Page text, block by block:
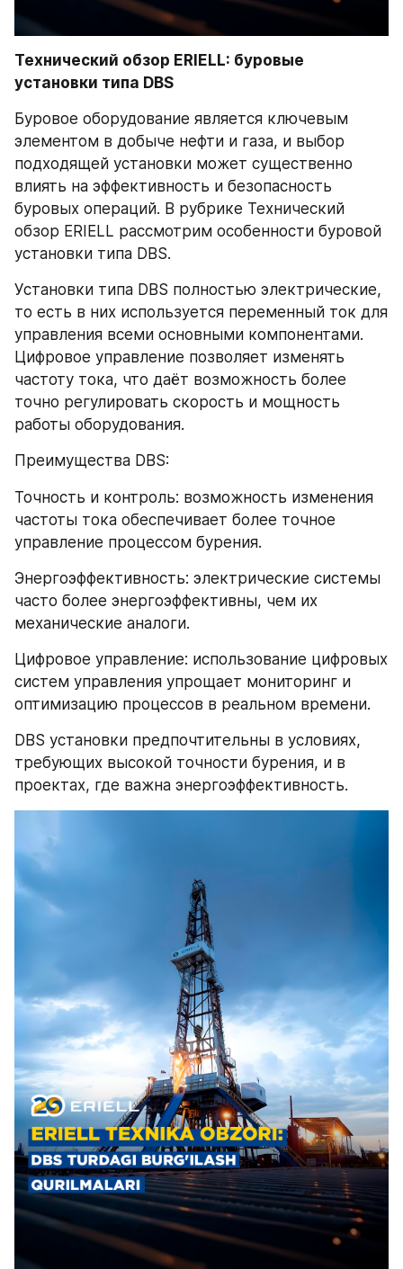
Технический обзор ERIELL: буровые
установки типа DBS
Буровое оборудование является ключевым
элементом в добыче нефти и газа, и выбор
подходящей установки может существенно
влиять на эффективность и безопасность
буровых операций. В рубрике Технический
обзор ERIELL рассмотрим особенности буровой
установки типа DBS.
Установки типа DBS полностью электрические,
то есть в них используется переменный ток для
управления всеми основными компонентами.
Цифровое управление позволяет изменять
частоту тока, что даёт возможность более
точно регулировать скорость и мощность
работы оборудования.
Преимущества DBS:
Точность и контроль: возможность изменения
частоты тока обеспечивает более точное
управление процессом бурения.
Энергоэффективность: электрические системы
часто более энергоэффективны, чем их
механические аналоги.
Цифровое управление: использование цифровых
систем управления упрощает мониторинг и
оптимизацию процессов в реальном времени.
DBS установки предпочтительны в условиях,
требующих высокой точности бурения, и в
проектах, где важна энергоэффективность.